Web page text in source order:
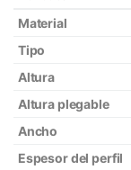
Material
Tipo
Altura
Altura plegable
Ancho
Espesor del perfil